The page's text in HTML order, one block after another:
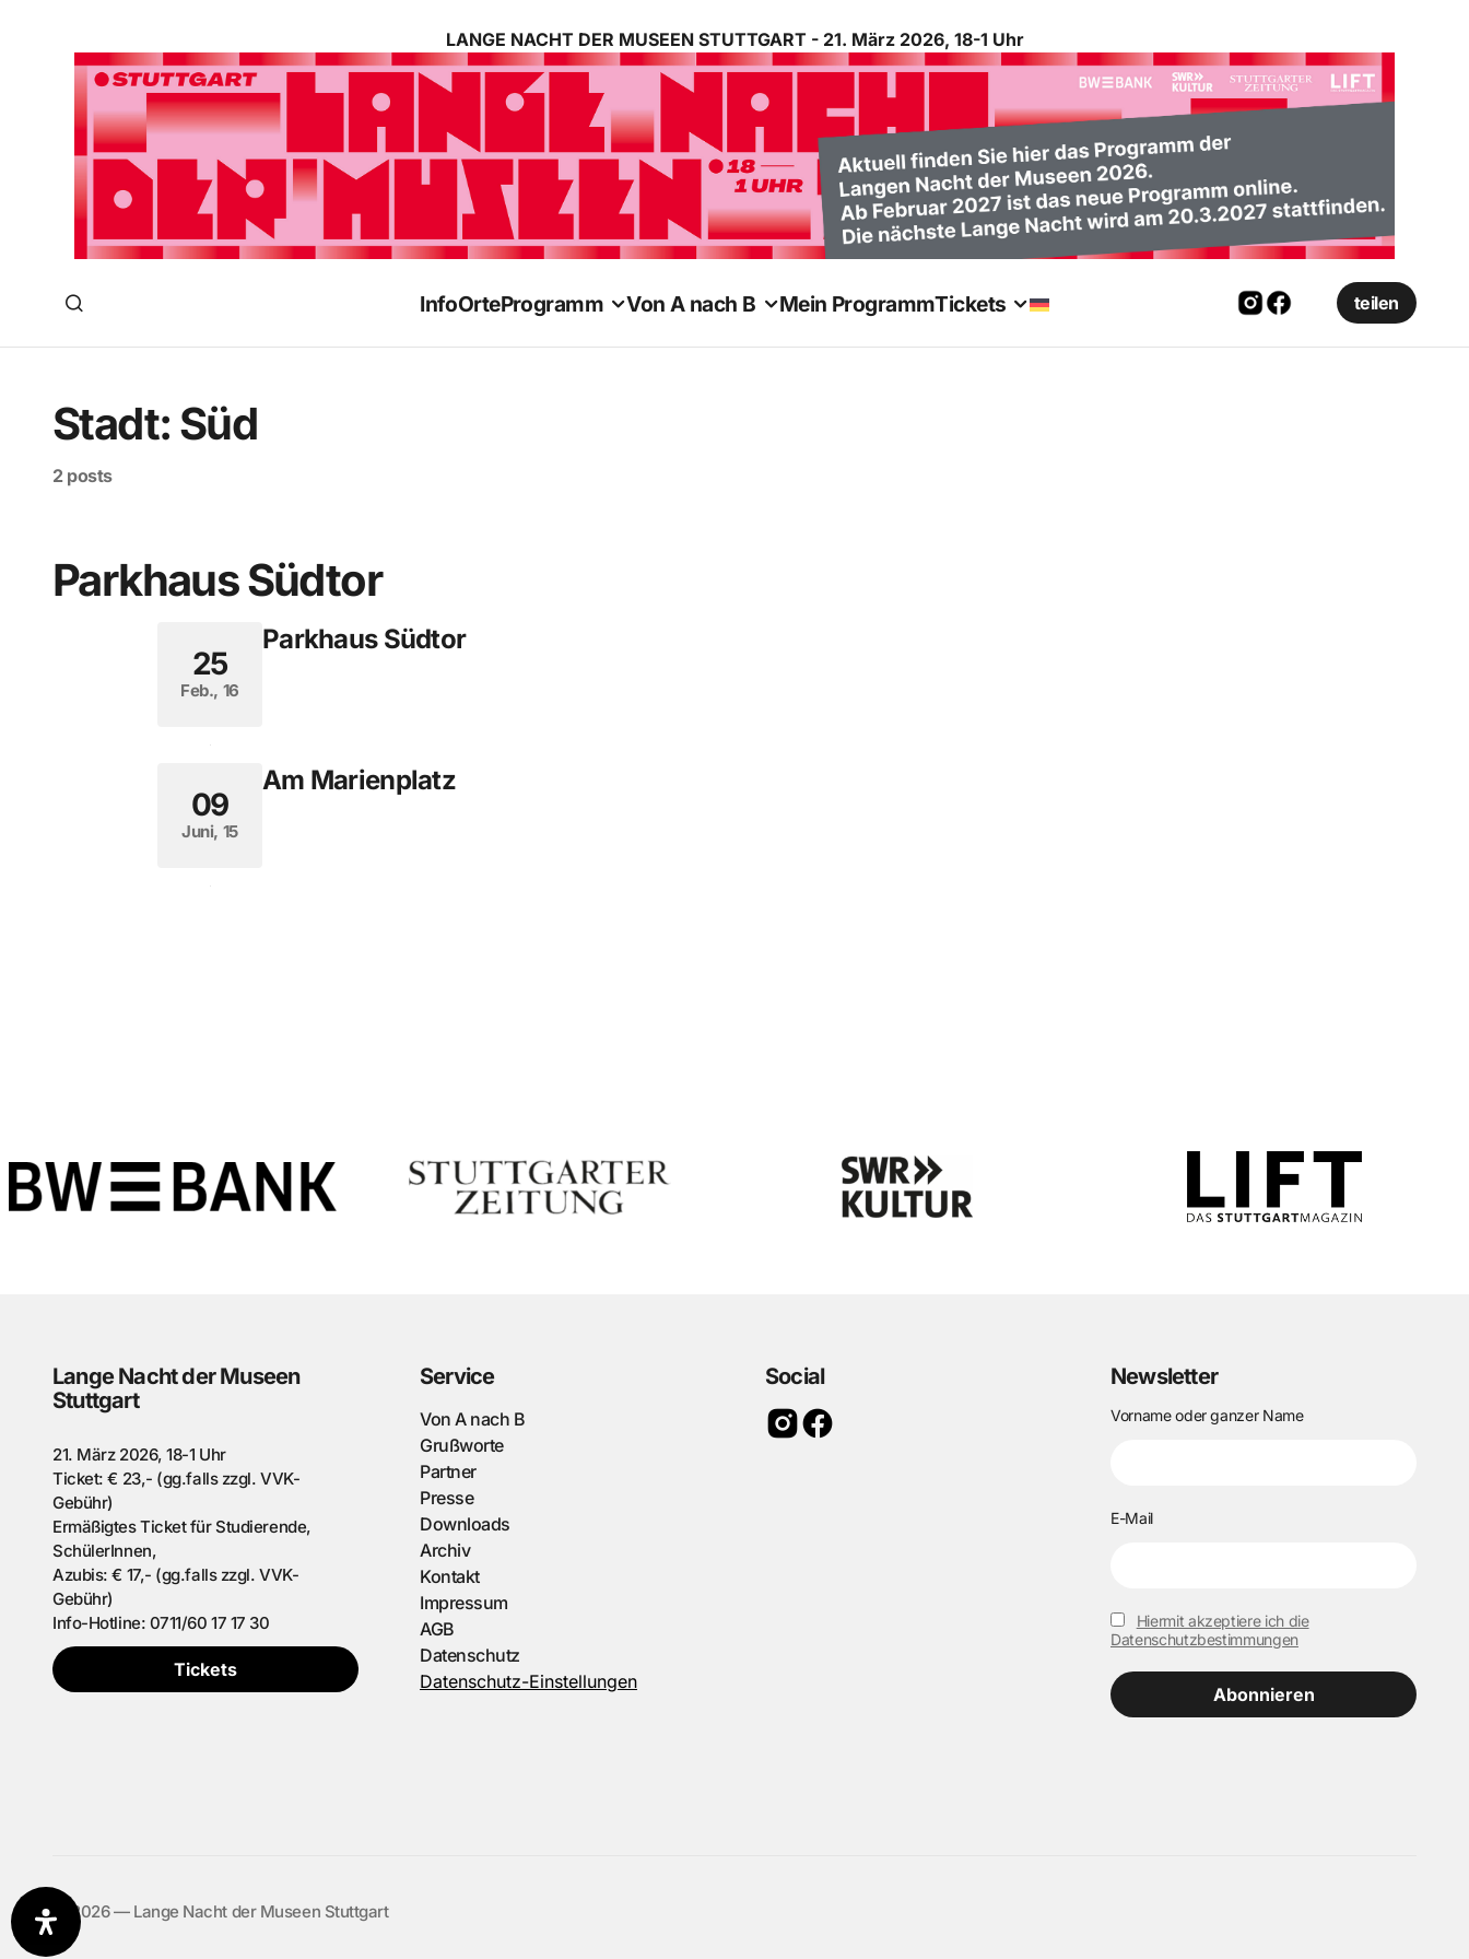
LANGE NACHT DER MUSEEN STUTTGART - 21. März 2026, 18-1 Uhr
InfoOrteProgramm Von A nach B Mein ProgrammTickets teilen
Stadt: Süd
2 posts
Parkhaus Südtor
25
Feb., 16
Parkhaus Südtor
09
Juni, 15
Am Marienplatz
Lange Nacht der Museen
Stuttgart
21. März 2026, 18-1 Uhr
Ticket: € 23,- (gg.falls zzgl. VVK-
Gebühr)
Ermäßigtes Ticket für Studierende,
SchülerInnen,
Azubis: € 17,- (gg.falls zzgl. VVK-
Gebühr)
Info-Hotline: 0711/60 17 17 30
Tickets
Service
Von A nach B
Grußworte
Partner
Presse
Downloads
Archiv
Kontakt
Impressum
AGB
Datenschutz
Datenschutz-Einstellungen
Social Newsletter
Vorname oder ganzer Name
E-Mail
Hiermit akzeptiere ich die
Datenschutzbestimmungen
©️ 2026 — Lange Nacht der Museen Stuttgart